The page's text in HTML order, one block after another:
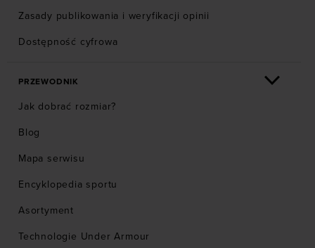
Zasady publikowania i weryfikacji opinii
Dostępność cyfrowa
PRZEWODNIK
Jak dobrać rozmiar?
Blog
Mapa serwisu
Encyklopedia sportu
Asortyment
Technologie Under Armour